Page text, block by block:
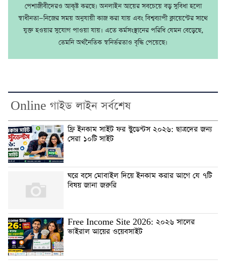
পেশাজীবীদেরও আকৃষ্ট করছে। অনলাইন আয়ের সবচেয়ে বড় সুবিধা হলো
স্বাধীনতা—নিজের সময় অনুযায়ী কাজ করা যায় এবং বিশ্বব্যাপী ক্লায়েন্টের সাথে
যুক্ত হওয়ার সুযোগ পাওয়া যায়। এতে কর্মসংস্থানের পরিধি যেমন বেড়েছে,
তেমনি অর্থনৈতিক স্বনির্ভরতাও বৃদ্ধি পেয়েছে।
Online গাইড লাইন সর্বশেষ
ফ্রি ইনকাম সাইট ফর স্টুডেন্টস ২০২৬: ছাত্রদের জন্য
সেরা ১০টি সাইট
ঘরে বসে মোবাইল দিয়ে ইনকাম করার আগে যে ৭টি
বিষয় জানা জরুরি
Free Income Site 2026: ২০২৬ সালের
ভাইরাল আয়ের ওয়েবসাইট